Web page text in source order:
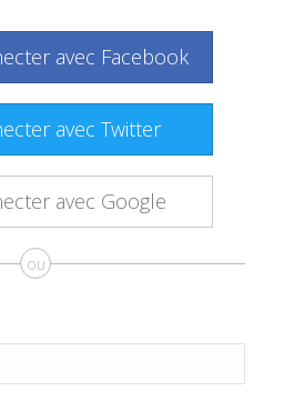
avec Facebook
avec Twitter
avec Google
ou